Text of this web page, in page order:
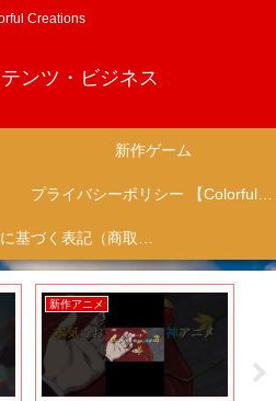
Creations
ンツ・ビジネス
新作ゲーム
プライバシーポリシー 【Colorful Creation】
特定商取引法に基づく表記（商取引に関する開示）
新作アニメ